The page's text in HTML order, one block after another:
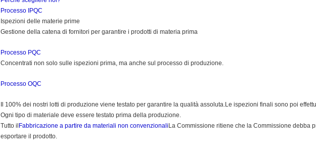
Processo IPQC
Ispezioni delle materie prime
Gestione della catena di fornitori per garantire i prodotti di materia prima
Processo PQC
Concentrati non solo sulle ispezioni prima, ma anche sul processo di produzione.
Processo OQC
Il 100% dei nostri lotti di produzione viene testato per garantire la qualità assoluta.Le ispezioni finali sono poi
Ogni tipo di materiale deve essere testato prima della produzione.
Tutto il Fabbricazione a partire da materiali non convenzionali La Commissione ritiene che la Commissione debba
esportare il prodotto.